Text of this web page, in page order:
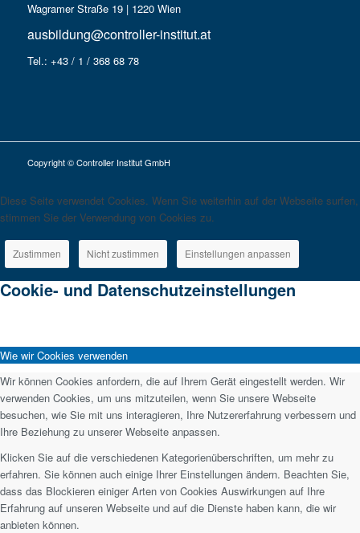
Wagramer Straße 19 | 1220 Wien
ausbildung@controller-institut.at
Tel.: +43 / 1 / 368 68 78
Copyright © Controller Institut GmbH
Diese Seite verwendet Cookies. Wenn Sie weiterhin auf der Webseite surfen,
stimmen Sie der Verwendung von Cookies zu.
Zustimmen Nicht zustimmen Einstellungen anpassen
Cookie- und Datenschutzeinstellungen
Wie wir Cookies verwenden
Wir können Cookies anfordern, die auf Ihrem Gerät eingestellt werden. Wir
verwenden Cookies, um uns mitzuteilen, wenn Sie unsere Webseite
besuchen, wie Sie mit uns interagieren, Ihre Nutzererfahrung verbessern und
Ihre Beziehung zu unserer Webseite anpassen.
Klicken Sie auf die verschiedenen Kategorienüberschriften, um mehr zu
erfahren. Sie können auch einige Ihrer Einstellungen ändern. Beachten Sie,
dass das Blockieren einiger Arten von Cookies Auswirkungen auf Ihre
Erfahrung auf unseren Webseite und auf die Dienste haben kann, die wir
anbieten können.